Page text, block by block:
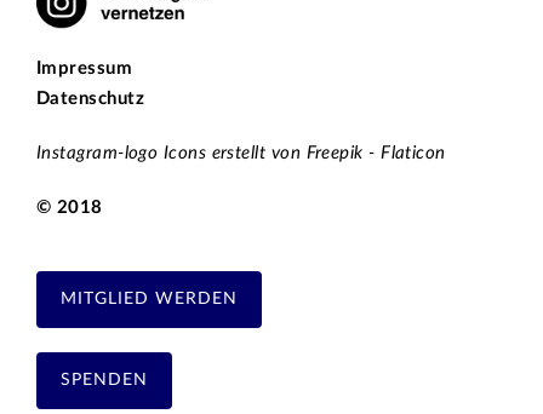
Impressum
Datenschutz
Instagram-logo Icons erstellt von Freepik - Flaticon
© 2018
MITGLIED WERDEN
SPENDEN